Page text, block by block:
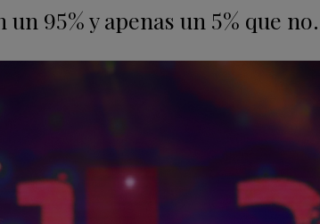
95% y apenas un 5% que no.